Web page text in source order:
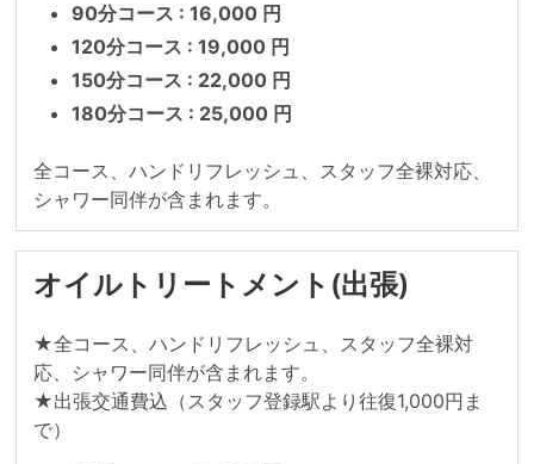
90分コース : 16,000 円
120分コース : 19,000 円
150分コース : 22,000 円
180分コース : 25,000 円
全コース、ハンドリフレッシュ、スタッフ全裸対応、
シャワー同伴が含まれます。
オイルトリートメント(出張)
★全コース、ハンドリフレッシュ、スタッフ全裸対
応、シャワー同伴が含まれます。
★出張交通費込（スタッフ登録駅より往復1,000円ま
で）